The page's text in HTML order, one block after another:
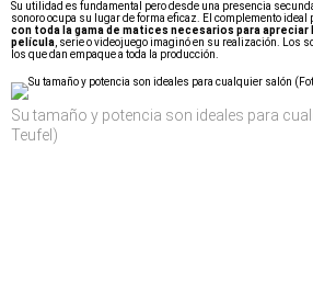
Su utilidad es fundamental pero desde una presencia
sonoro ocupa su lugar de forma eficaz. El complemento ideal
con toda la gama de matices necesarios para
película , serie o videojuego imaginó en su realización. Los
los que dan empaque a toda la producción.
Su tamaño y potencia son ideales para
Teufel)